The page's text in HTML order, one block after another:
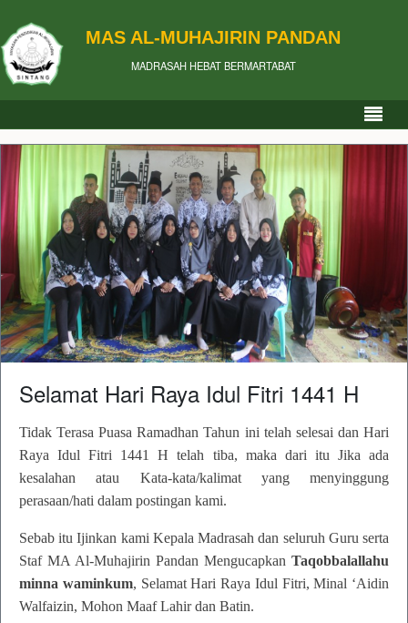
MAS AL-MUHAJIRIN PANDAN
MADRASAH HEBAT BERMARTABAT
Selamat Hari Raya Idul Fitri 1441 H
Tidak Terasa Puasa Ramadhan Tahun ini telah selesai dan Hari
Raya Idul Fitri 1441 Htelah tiba, maka dari itu Jika ada
kesalahan atau Kata-kata/kalimat yang menyinggung
perasaan/hati dalam postingan kami.
Sebab itu Ijinkan kami KepalaMadrasah dan seluruh Guru serta
Staf MA Al-Muhajirin Pandan Mengucapkan Taqobbalallahu
minna waminkum, Selamat Hari Raya Idul Fitri, Minal ‘Aidin
Walfaizin, Mohon Maaf Lahir dan Batin.